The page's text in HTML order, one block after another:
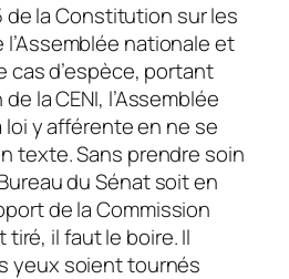
de la Constitution sur les
nationale et
cas d’espèce, portant
la CENI, l’Assemblée
y afférente en ne se
texte. Sans prendre soin
du Sénat soit en
de la Commission
tiré, il faut le boire. Il
yeux soient tournés